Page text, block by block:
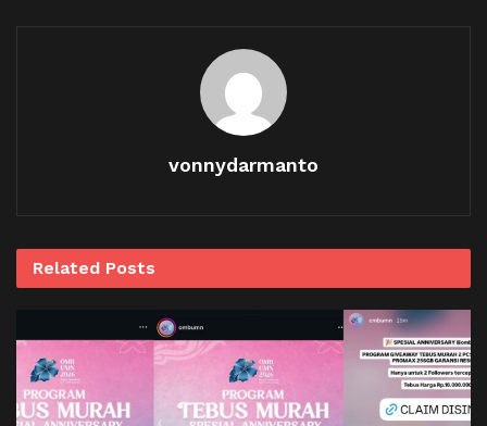
vonnydarmanto
Related Posts